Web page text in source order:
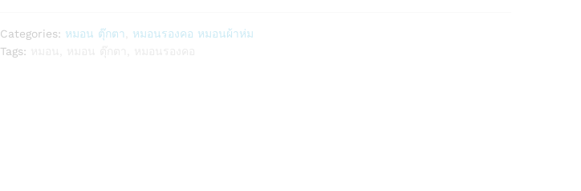
Categories: หมอน ตุ๊กตา
หมอนรองคอ หมอนผ้าห่ม
Tags: